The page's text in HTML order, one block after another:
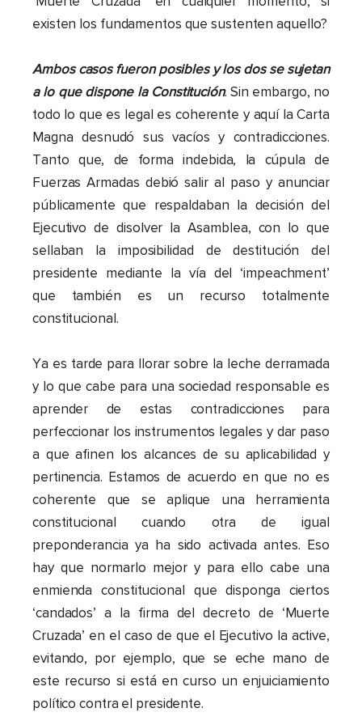
existen los fundamentos que sustenten aquello?
Ambos casos fueron posibles y los dos se sujetan
a lo que dispone la Constitución. Sin embargo, no
todo lo que es legal es coherente y aquí la Carta
Magna desnudó sus vacíos y contradicciones.
Tanto que, de forma indebida, la cúpula de
Fuerzas Armadas debió salir al paso y anunciar
públicamente que respaldaban la decisión del
Ejecutivo de disolver la Asamblea, con lo que
sellaban la imposibilidad de destitución del
presidente mediante la vía del ‘impeachment’
que también es un recurso totalmente
constitucional.
Ya es tarde para llorar sobre la leche derramada
y lo que cabe para una sociedad responsable es
aprender de estas contradicciones para
perfeccionar los instrumentos legales y dar paso
a que afinen los alcances de su aplicabilidad y
pertinencia. Estamos de acuerdo en que no es
coherente que se aplique una herramienta
constitucional cuando otra de igual
preponderancia ya ha sido activada antes. Eso
hay que normarlo mejor y para ello cabe una
enmienda constitucional que disponga ciertos
‘candados’ a la firma del decreto de ‘Muerte
Cruzada’ en el caso de que el Ejecutivo la active,
evitando, por ejemplo, que se eche mano de
este recurso si está en curso un enjuiciamiento
político contra el presidente.